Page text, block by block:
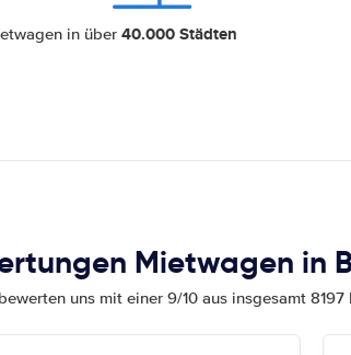
in über40.000 Städten
Mietwagen in
uns mit einer 9/10 aus insgesamt